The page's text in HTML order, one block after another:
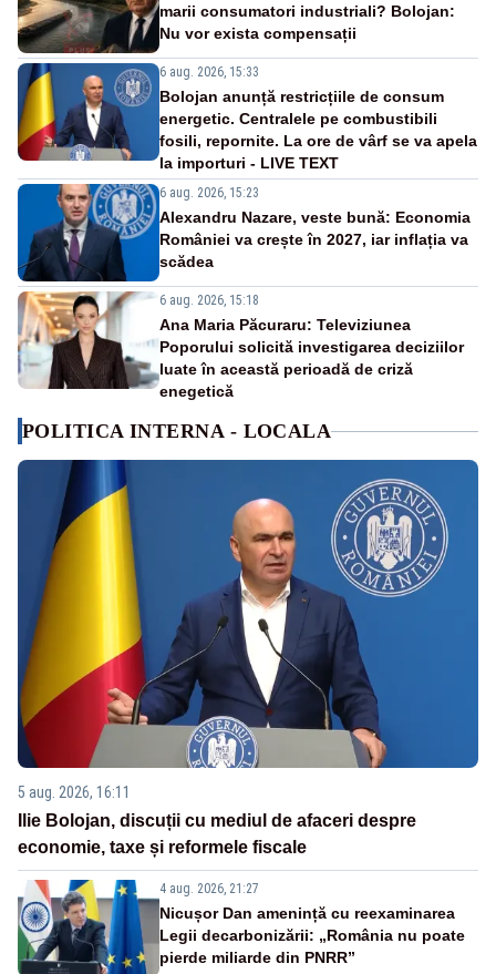
marii consumatori industriali? Bolojan:
Nu vor exista compensații
6 aug. 2026, 15:33
Bolojan anunță restricțiile de consum
energetic. Centralele pe combustibili
fosili, repornite. La ore de vârf se va apela
la importuri - LIVE TEXT
6 aug. 2026, 15:23
Alexandru Nazare, veste bună: Economia
României va crește în 2027, iar inflația va
scădea
6 aug. 2026, 15:18
Ana Maria Păcuraru: Televiziunea
Poporului solicită investigarea deciziilor
luate în această perioadă de criză
enegetică
POLITICA INTERNA - LOCALA
5 aug. 2026, 16:11
Ilie Bolojan, discuții cu mediul de afaceri despre
economie, taxe și reformele fiscale
4 aug. 2026, 21:27
Nicușor Dan amenință cu reexaminarea
Legii decarbonizării: „România nu poate
pierde miliarde din PNRR”